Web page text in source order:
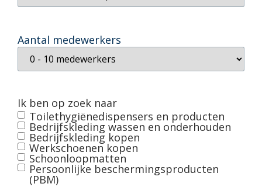
Aantal medewerkers
Ik ben op zoek naar
Toilethygiënedispensers en producten
Bedrijfskleding wassen en onderhouden
Bedrijfskleding kopen
Werkschoenen kopen
Schoonloopmatten
Persoonlijke beschermingsproducten
(PBM)